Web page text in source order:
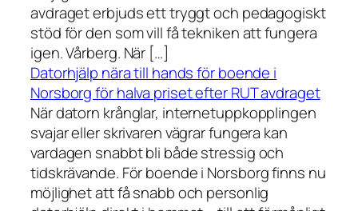
avdraget erbjuds ett tryggt och pedagogiskt
stöd för den som vill få tekniken att fungera
igen. Vårberg. När […]
Datorhjälp nära till hands för boende i
Norsborg för halva priset efter RUT avdraget
När datorn krånglar, internetuppkopplingen
svajar eller skrivaren vägrar fungera kan
vardagen snabbt bli både stressig och
tidskrävande. För boende i Norsborg finns nu
möjlighet att få snabb och personlig